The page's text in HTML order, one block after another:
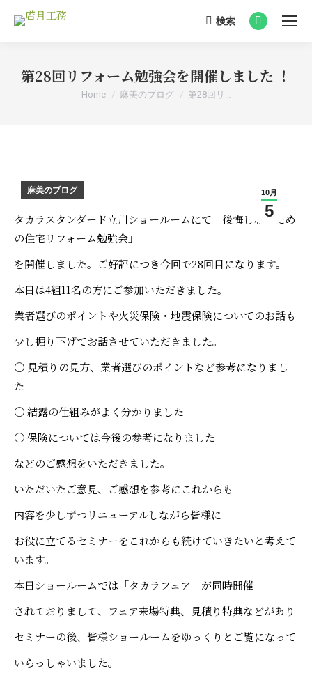
Search:
検索
Facebook
in
第28回リフォーム勉強会を開催しました ！
You are here:
Home 麻美のブログ 第28回リ…
10月
5
麻美のブログ
タカラスタンダード立川ショールームにて「後悔しないため
の住宅リフォーム勉強会」
を開催しました。ご好評につき今回で28回目になります。
本日は4組11名の方にご参加いただきました。
業者選びのポイントや火災保険・地震保険についてのお話も
少し掘り下げてお話させていただきました。
〇 見積りの見方、業者選びのポイントなど参考になりまし
た
〇 結露の仕組みがよく分かりました
〇 保険については今後の参考になりました
などのご感想をいただきました。
いただいたご意見、ご感想を参考にこれからも
内容を少しずつリニューアルしながら皆様に
お役に立てるセミナーをこれからも続けていきたいと考えて
います。
本日ショールームでは「タカラフェア」が同時開催
されておりまして、フェア来場特典、見積り特典などがあり
セミナーの後、皆様ショールームをゆっくりとご覧になって
いらっしゃいました。